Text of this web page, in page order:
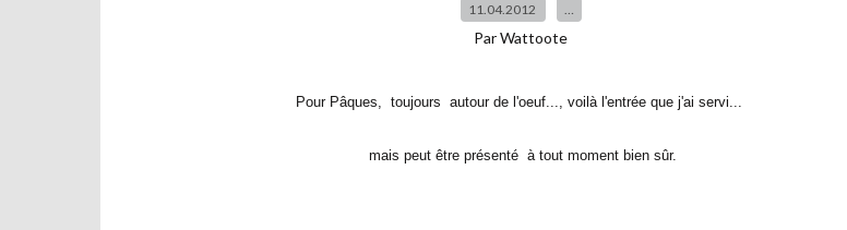
11.04.2012 …
Par Wattoote
Pour Pâques, toujours autour de l'oeuf..., voilà l'entrée que j'ai servi...
mais peut être présenté à tout moment bien sûr.